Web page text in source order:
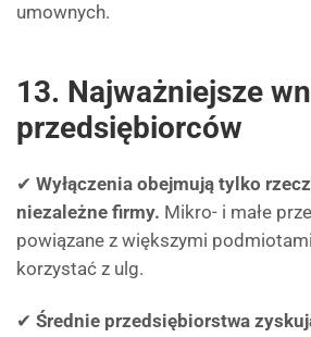
umownych.
13. Najważniejsze
przedsiębiorców
✔ Wyłączenia obejmują tylko
niezależne firmy. Mikro- i małe
powiązane z większymi
korzystać z ulg.
✔ Średnie przedsiębiorstwa